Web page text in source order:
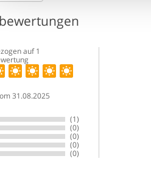
auf1
31.08.2025
(1)
(0)
(0)
(0)
(0)